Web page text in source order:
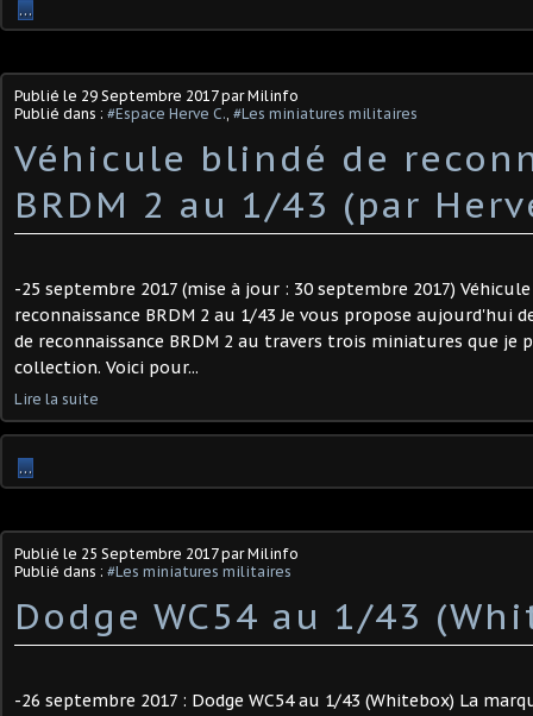
…
Publié le 29 Septembre 2017par Milinfo
Publié dans : #Espace Herve C., #Les miniatures militaires
Véhicule blindé de
BRDM 2 au 1/43 (par
-25 septembre 2017 (mise à jour : 30 septembre 2017)
reconnaissance BRDM 2 au 1/43 Je vous propose aujourd'hui
de reconnaissance BRDM 2 au travers trois miniatures que je
collection. Voici pour...
Lire la suite
…
Publié le 25 Septembre 2017par Milinfo
Publié dans : #Les miniatures militaires
Dodge WC54 au 1/43
-26 septembre 2017 : Dodge WC54 au 1/43 (Whitebox) La